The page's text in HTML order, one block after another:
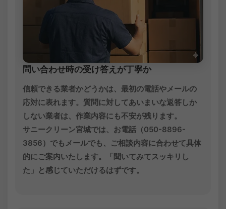
問い合わせ時の受け答えが丁寧か
信頼できる業者かどうかは、最初の電話やメールの
応対に表れます。質問に対してあいまいな返答しか
しない業者は、作業内容にも不安が残ります。
サニークリーン宮城では、お電話（050-8896-
3856）でもメールでも、ご相談内容に合わせて具体
的にご案内いたします。「聞いてみてスッキリし
た」と感じていただけるはずです。